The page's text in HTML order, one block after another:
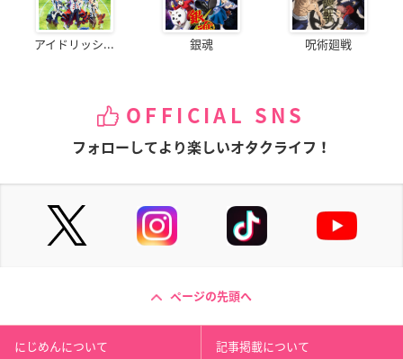
アイドリッシ... 銀魂 呪術廻戦
OFFICIAL SNS
フォローしてより楽しいオタクライフ！
ページの先頭へ
にじめんについて 記事掲載について